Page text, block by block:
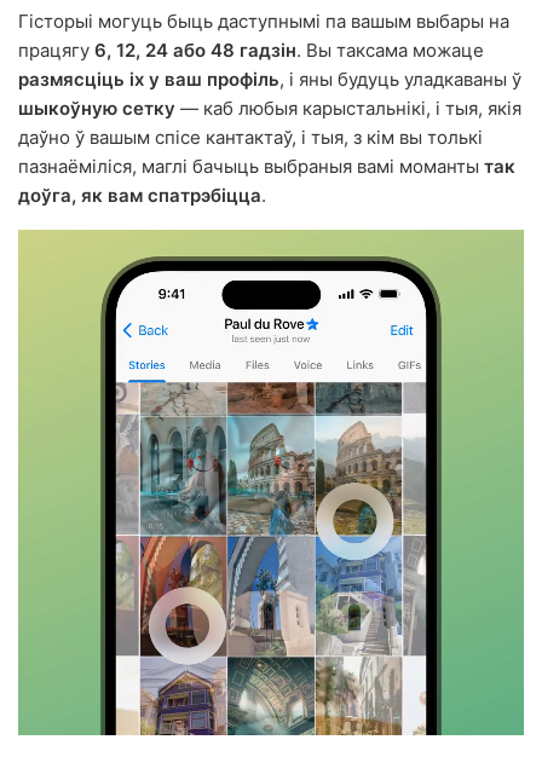
Гісторыі могуць быць даступнымі па вашым выбары на
працягу 6, 12, 24 або 48 гадзін. Вы таксама можаце
размясціць іх у ваш профіль, і яны будуць уладкаваны ў
шыкоўную сетку — каб любыя карыстальнікі, і тыя, якія
даўно ў вашым спісе кантактаў, і тыя, з кім вы толькі
пазнаёміліся, маглі бачыць выбраныя вамі моманты так
доўга, як вам спатрэбіцца.